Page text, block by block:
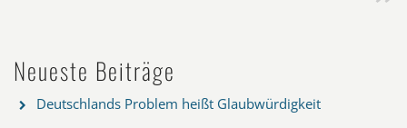
Neueste Beiträge
Deutschlands Problem heißt Glaubwürdigkeit